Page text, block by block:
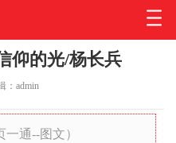
仰的光/杨长兵
：admin
通--图文）